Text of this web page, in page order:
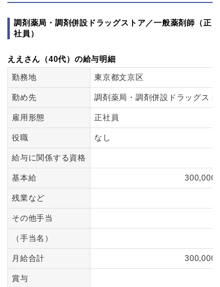
調剤薬局・調剤併設ドラッグストア／一般薬剤師（正
社員）
ええさん（40代）の給与明細
勤務地 東京都文京区
勤め先 調剤薬局・調剤併設ドラッグスト
雇用形態 正社員
役職 なし
給与に関係する資格
基本給 300,000
残業など
その他手当
（手当名）
月給合計 300,000
賞与